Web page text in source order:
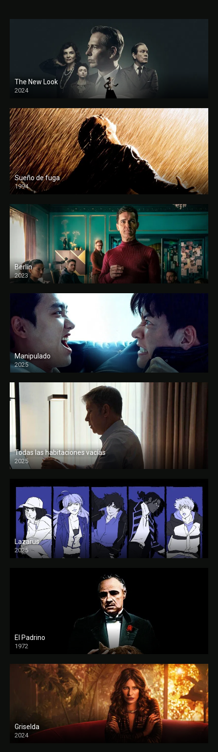
The New Look
2024
Sueño de fuga
1994
FULL HD
Berlín
2023
Manipulado
2025
Todas las habitaciones vacías
2025
FULL HD
Lazarus
2025
El Padrino
1972
FULL HD
Griselda
2024